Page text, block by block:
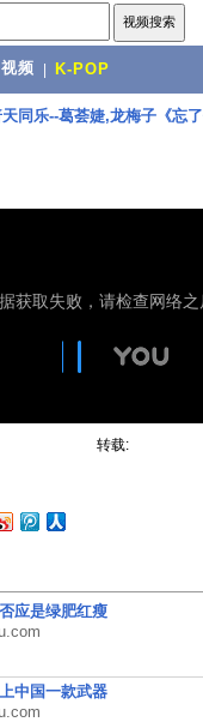
频 K-POP
同乐--葛荟婕,龙梅子《忘
转载:
应是绿肥红瘦
中国一款武器